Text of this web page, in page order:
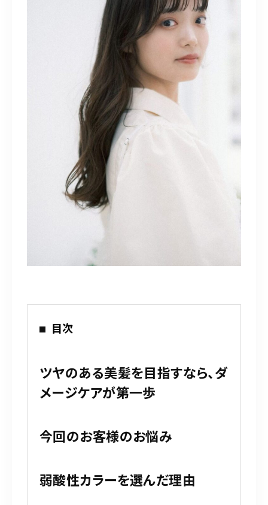
目次
ツヤのある美髪を目指すなら、ダ
メージケアが第一歩
今回のお客様のお悩み
弱酸性カラーを選んだ理由